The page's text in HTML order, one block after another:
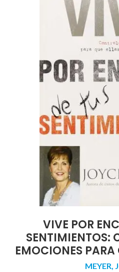
VIVE POR
SENTIMIENTOS:
EMOCIONES PARA
MEYER,